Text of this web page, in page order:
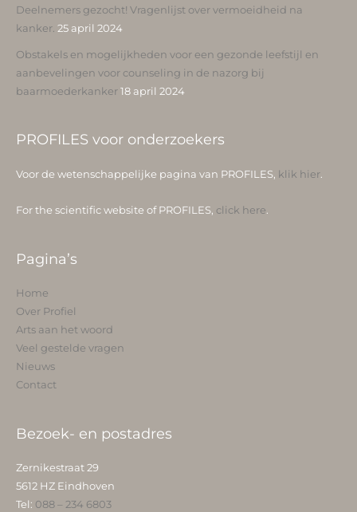
Deelnemers gezocht! Vragenlijst over vermoeidheid na
kanker. 25 april 2024
Obstakels en mogelijkheden voor een gezonde leefstijl en
aanbevelingen voor counseling in de nazorg bij
baarmoederkanker 18 april 2024
PROFILES voor onderzoekers
Voor de wetenschappelijke pagina van PROFILES, klik hier
For the scientific website of PROFILES, click here.
Pagina’s
Home
Over Profiel
Arts aan het woord
Veel gestelde vragen
Nieuws
Contact
Bezoek- en postadres
Zernikestraat 29
5612 HZ Eindhoven
Tel: 088 – 234 6803